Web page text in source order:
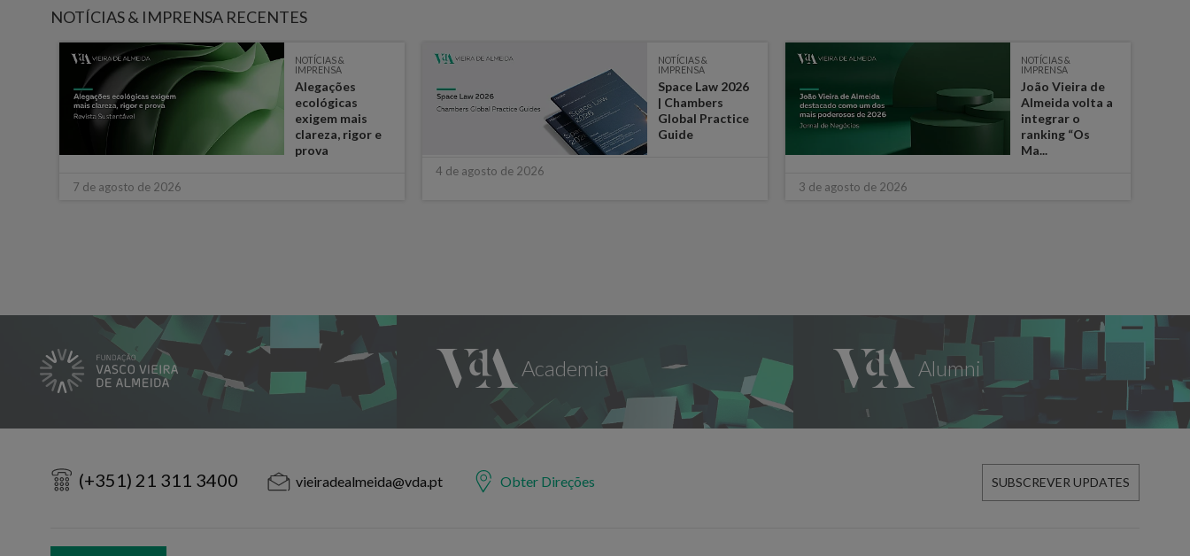
NOTÍCIAS & IMPRENSA RECENTES
NOTÍCIAS &
IMPRENSA
Alegações
ecológicas
exigem mais
clareza, rigor e
prova
7 de agosto de 2026
NOTÍCIAS &
IMPRENSA
Space Law 2026
| Chambers
Global Practice
Guide
4 de agosto de 2026
NOTÍCIAS &
IMPRENSA
João Vieira de
Almeida volta a
integrar o
ranking “Os
Ma...
3 de agosto de 2026
(+351) 21 311 3400 vieiradealmeida@vda.pt Obter Direções SUBSCREVER UPDATES